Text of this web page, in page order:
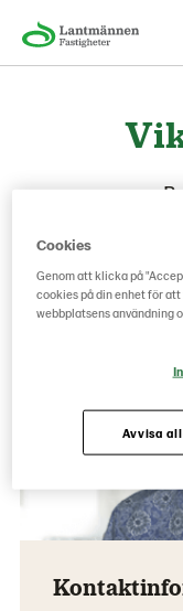
Cookies
Genom att klicka på
cookies på din enhet för
webbplatsens användning
Avvisa